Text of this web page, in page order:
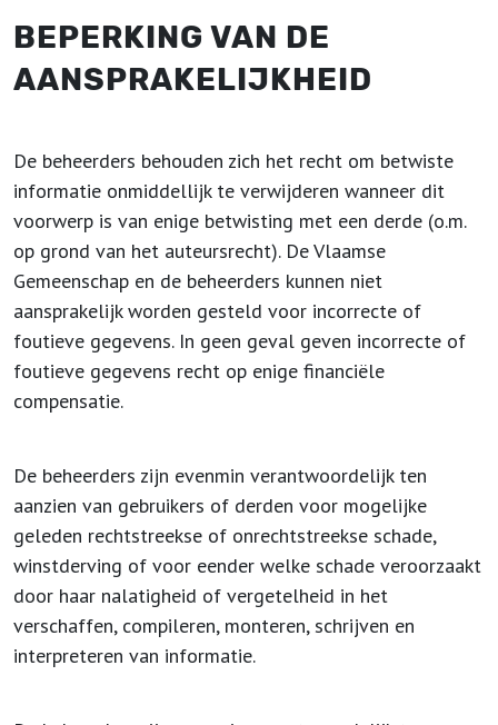
BEPERKING VAN DE
AANSPRAKELIJKHEID
De beheerders behouden zich het recht om betwiste
informatie onmiddellijk te verwijderen wanneer dit
voorwerp is van enige betwisting met een derde (o.m.
op grond van het auteursrecht). De Vlaamse
Gemeenschap en de beheerders kunnen niet
aansprakelijk worden gesteld voor incorrecte of
foutieve gegevens. In geen geval geven incorrecte of
foutieve gegevens recht op enige financiële
compensatie.
De beheerders zijn evenmin verantwoordelijk ten
aanzien van gebruikers of derden voor mogelijke
geleden rechtstreekse of onrechtstreekse schade,
winstderving of voor eender welke schade veroorzaakt
door haar nalatigheid of vergetelheid in het
verschaffen, compileren, monteren, schrijven en
interpreteren van informatie.